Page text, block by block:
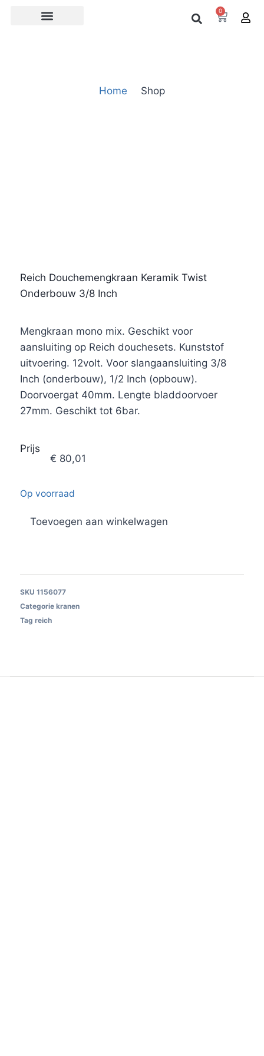
0
Home Shop
Reich Douchemengkraan Keramik Twist
Onderbouw 3/8 Inch
Mengkraan mono mix. Geschikt voor
aansluiting op Reich douchesets. Kunststof
uitvoering. 12volt. Voor slangaansluiting 3/8
Inch (onderbouw), 1/2 Inch (opbouw).
Doorvoergat 40mm. Lengte bladdoorvoer
27mm. Geschikt tot 6bar.
Prijs
€ 80,01
Op voorraad
Toevoegen aan winkelwagen
SKU 1156077
Categorie kranen
Tag reich